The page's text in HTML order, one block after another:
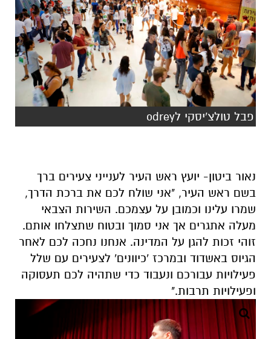
פבל טולצ'יסקי לodrey
נאור ביטון- יועץ ראש העיר לענייני צעירים ברך
בשם ראש העיר, "אני שולח לכם את ברכת הדרך,
שמרו עלינו וכמובן על עצמכם. השירות הצבאי
מעלה אתגרים אך אני סמוך ובטוח שתצלחו אותם.
זוהי זכות להגן על המדינה. אנחנו נחכה לכם לאחר
הגיוס באשדוד ובמרכז 'כיוונים' לצעירים עם שלל
פעילויות עבורכם ונעבוד כדי שתהיה לכם תעסוקה
ופעילויות תרבות."